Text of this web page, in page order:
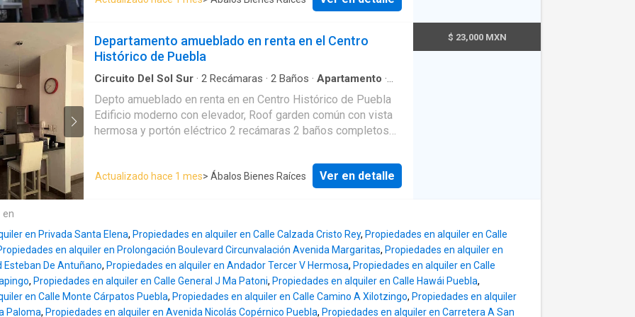
Solesta: aproximadamente 10 minutos. • Hospital Puebla:
aproximadamente 12 minutos. • Universidad Iberoamericana
Puebla: aproximadamente 12 minutos. • UPAEP:
Campus Puebla: aproximadamente 15 minutos. • Recta a
Cholula: aproximadamente 10 minutos. • Periférico Ecológico:
aproximadamente 12 minutos. • Centro Histórico de Puebla:
aproximadamente 15 minutos. • Bancos, restaurantes,
son aproximados y pueden variar dependiendo del tránsito y
del horario. Precio de renta $14,000 MXN mensuales, con
mantenimiento incluido. Requisitos de arrendamiento •
este departamento amueblado en renta en Las Ánimas ideal
para profesionistas, ejecutivos, parejas o familias que buscan
seguridad, buena ubicación y la comodidad de mudarse a un
espacio completamente equipado.
Techados De Estacionamiento Bodega No se admiten
mascotas Renta: $19,500 (con mantenimiento incluido)
Departamento amueblado en renta en el Centro
Histórico de Puebla
Circuito Del Sol Sur · 2 Recámaras · 2 Baños · Apartamento ·
Balcón ·Acceso para personas con discapacidad·Cocina
equipada·Azotea ·Cuarto de Limpieza·Vista panorámica ·
Recámara con closet·Conserje
Depto amueblado en renta en en Centro Histórico de Puebla
Edificio moderno con elevador, Roof garden común con vista
hermosa y portón eléctrico 2 recámaras 2 baños completos
techado Renta: 23,000 (incluye mantenimiento)
Actualizado hace 1 mes> Ábalos Bienes Raíces Ver en detalle
$ 23,000 MXN
en
en Privada Santa Elena, Propiedades en alquiler en Calle Calzada Cristo Rey, Propiedades en alquiler en Calle
en alquiler en Prolongación Boulevard Circunvalación Avenida Margaritas, Propiedades en alquiler en
Esteban De Antuñano, Propiedades en alquiler en Andador Tercer V Hermosa, Propiedades en alquiler en Calle
, Propiedades en alquiler en Calle General J Ma Patoni, Propiedades en alquiler en Calle Hawái Puebla,
en Calle Monte Cárpatos Puebla, Propiedades en alquiler en Calle Camino A Xilotzingo, Propiedades en alquiler
Paloma, Propiedades en alquiler en Avenida Nicolás Copérnico Puebla, Propiedades en alquiler en Carretera A San